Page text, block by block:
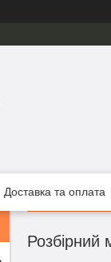
Доставка та оплата